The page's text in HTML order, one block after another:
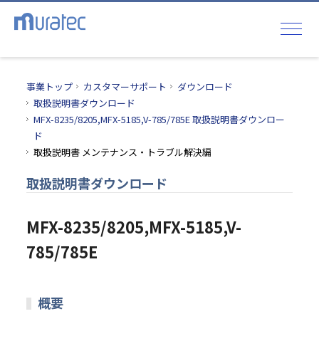
事業トップ カスタマーサポート
ダウンロード
取扱説明書ダウンロード
MFX-8235/8205,MFX-5185,V-785/785E 取扱説明書ダウンロー
ド
取扱説明書 メンテナンス・トラブル解決編
取扱説明書ダウンロード
MFX-8235/8205,MFX-5185,V-
785/785E
概要